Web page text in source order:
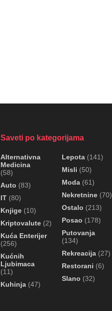
Saveti po kategorijama
Alternativna
Medicina
(58)
Auto (83)
IT (80)
Knjige (10)
Kriptovalute (2)
Kuća Enterijer
(256)
Kućnih
Ljubimaca
(11)
Kuhinja (47)
Lepota(141)
Misli (50)
Moda(61)
Nekretnine(70)
Ostalo (213)
Posao (178)
Putovanja
(134)
Rekreacija(27)
Restorani (6)
Slano (32)